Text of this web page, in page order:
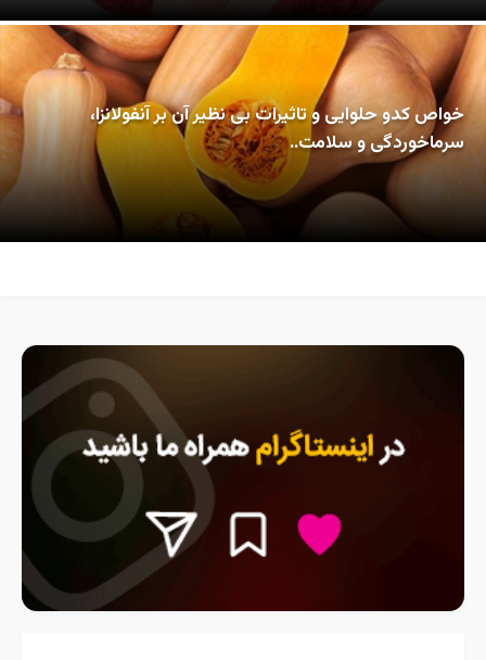
خواص کدو حلوایی و تاثیرات بی نظیر آن بر آنفولانزا،
سرماخوردگی و سلامت..